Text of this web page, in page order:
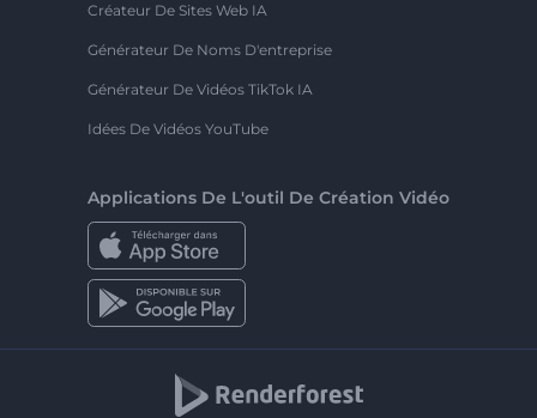
Créateur De Sites Web IA
Générateur De Noms D'entreprise
Générateur De Vidéos TikTok IA
Idées De Vidéos YouTube
Applications De L'outil De Création Vidéo